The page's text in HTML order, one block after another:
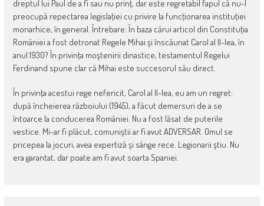
dreptul lui Paul de a fi sau nu prinţ, dar este regretabil fapul că nu-l
preocupă repectarea legislaţiei cu privire la funcţionarea instituţiei
monarhice, în general. Întrebare: În baza cărui articol din Constituţia
României a fost detronat Regele Mihai şi înscăunat Carol al II-lea, în
anul 1930? În privinţa moştenirii dinastice, testamentul Regelui
Ferdinand spune clar că Mihai este succesorul său direct.
În privinţa acestui rege nefericit, Carol al II-lea, eu am un regret:
după încheierea războiului (1945), a făcut demersuri de a se
întoarce la conducerea României. Nu a fost lăsat de puterile
vestice. Mi-ar fi plăcut, comuniştii ar fi avut ADVERSAR. Omul se
pricepea la jocuri, avea expertiză şi sânge rece. Legionarii ştiu. Nu
era garantat, dar poate am fi avut soarta Spaniei.